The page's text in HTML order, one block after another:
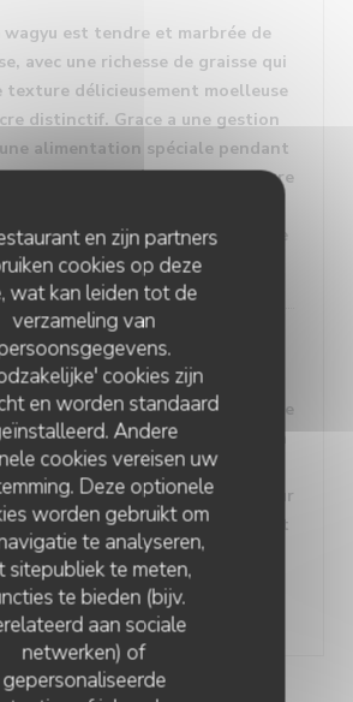
en zijn partners
cookies op deze
wat kan leiden tot de
verzameling van
cookies zijn
en worden standaard
Andere
cookies vereisen uw
Deze optionele
worden gebruikt om
te analyseren,
sitepubliek te meten,
te bieden (bijv.
aan sociale
netwerken) of
gepersonaliseerde
wagyu est tendre et marbrée de
avec une richesse de graisse qui
texture délicieusement moelleuse
distinctif. Grace a une gestion
alimentation spéciale pendant
de wagyu présente une texture
de persillage, caractéristique de
sa haute qualité.
classe en différentes catégories,
A5, ou A représente le grade le
un équilibre idéal entre la
La viande de wagyu peut
diverses manières, notamment sur
ou le chef fait rapidement
tranches de wagyu sur la plaque
la tendreté et la jutosité
de la viande.